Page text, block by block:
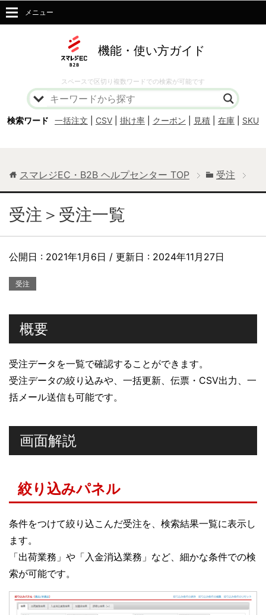
機能・使い方ガイド
スペースで区切り複数ワードでの検索が可能です
検索ワード 一括注文 CSV 掛け率 クーポン 見積 在庫 SKU
メニュー
スマレジEC・B2B ヘルプセンター TOP 受注
受注＞受注一覧
公開日 : 2021年1月6日 / 更新日 : 2024年11月27日
受注
概要
受注データを一覧で確認することができます。
受注データの絞り込みや、一括更新、伝票・CSV出力、一
括メール送信も可能です。
画面解説
絞り込みパネル
条件をつけて絞り込こんだ受注を、検索結果一覧に表示し
ます。
「出荷業務」や「入金消込業務」など、細かな条件での検
索が可能です。